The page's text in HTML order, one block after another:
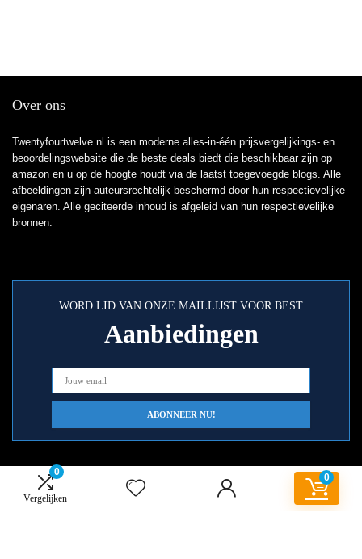
0
Vergelijken
0
Over ons
Twentyfourtwelve.nl is een moderne alles-in-één prijsvergelijkings- en
beoordelingswebsite die de beste deals biedt die beschikbaar zijn op
amazon en u op de hoogte houdt via de laatst toegevoegde blogs. Alle
afbeeldingen zijn auteursrechtelijk beschermd door hun respectievelijke
eigenaren. Alle geciteerde inhoud is afgeleid van hun respectievelijke
bronnen.
WORD LID VAN ONZE MAILLIJST VOOR BEST
Aanbiedingen
Snelle links